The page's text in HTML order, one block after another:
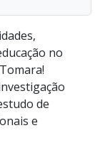
no
de
e